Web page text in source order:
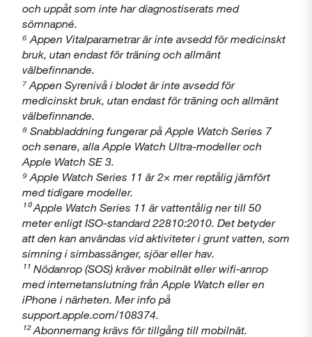
och uppåt som inte har diagnostiserats med
sömnapné.
⁶ Appen Vitalparametrar är inte avsedd för medicinskt
bruk, utan endast för träning och allmänt
välbefinnande.
⁷ Appen Syrenivå i blodet är inte avsedd för
medicinskt bruk, utan endast för träning och allmänt
välbefinnande.
⁸ Snabbladdning fungerar på Apple Watch Series 7
och senare, alla Apple Watch Ultra-modeller och
Apple Watch SE 3.
⁹ Apple Watch Series 11 är 2× mer reptålig jämfört
med tidigare modeller.
¹⁰ Apple Watch Series 11 är vattentålig ner till 50
meter enligt ISO-standard 22810:2010. Det betyder
att den kan användas vid aktiviteter i grunt vatten, som
simning i simbassänger, sjöar eller hav.
¹¹ Nödanrop (SOS) kräver mobilnät eller wifi-anrop
med internetanslutning från Apple Watch eller en
iPhone i närheten. Mer info på
support.apple.com/108374.
¹² Abonnemang krävs för tillgång till mobilnät.